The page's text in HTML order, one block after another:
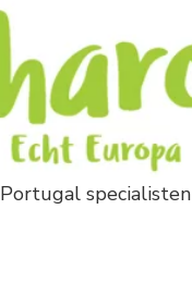
Portugal specialisten